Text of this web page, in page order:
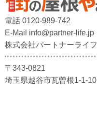
電話 0120-989-742
E-Mail info@partner-life.jp
株式会社パートナーライフ
〒343-0821
埼玉県越谷市瓦曽根1-1-10